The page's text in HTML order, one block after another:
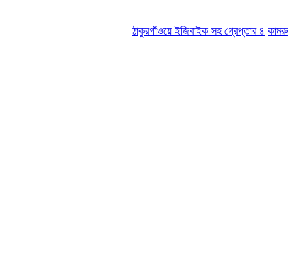
ঠাকুরগাঁওয়ে ইজিবাইক সহ গ্রেপ্তার ৪ কামরুল-জসিম